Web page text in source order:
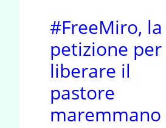
#FreeMiro, la
petizione per
liberare il
pastore
maremmano